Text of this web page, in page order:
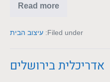
Read more
Filed under: עיצוב הבית
אדריכלית בירושלים